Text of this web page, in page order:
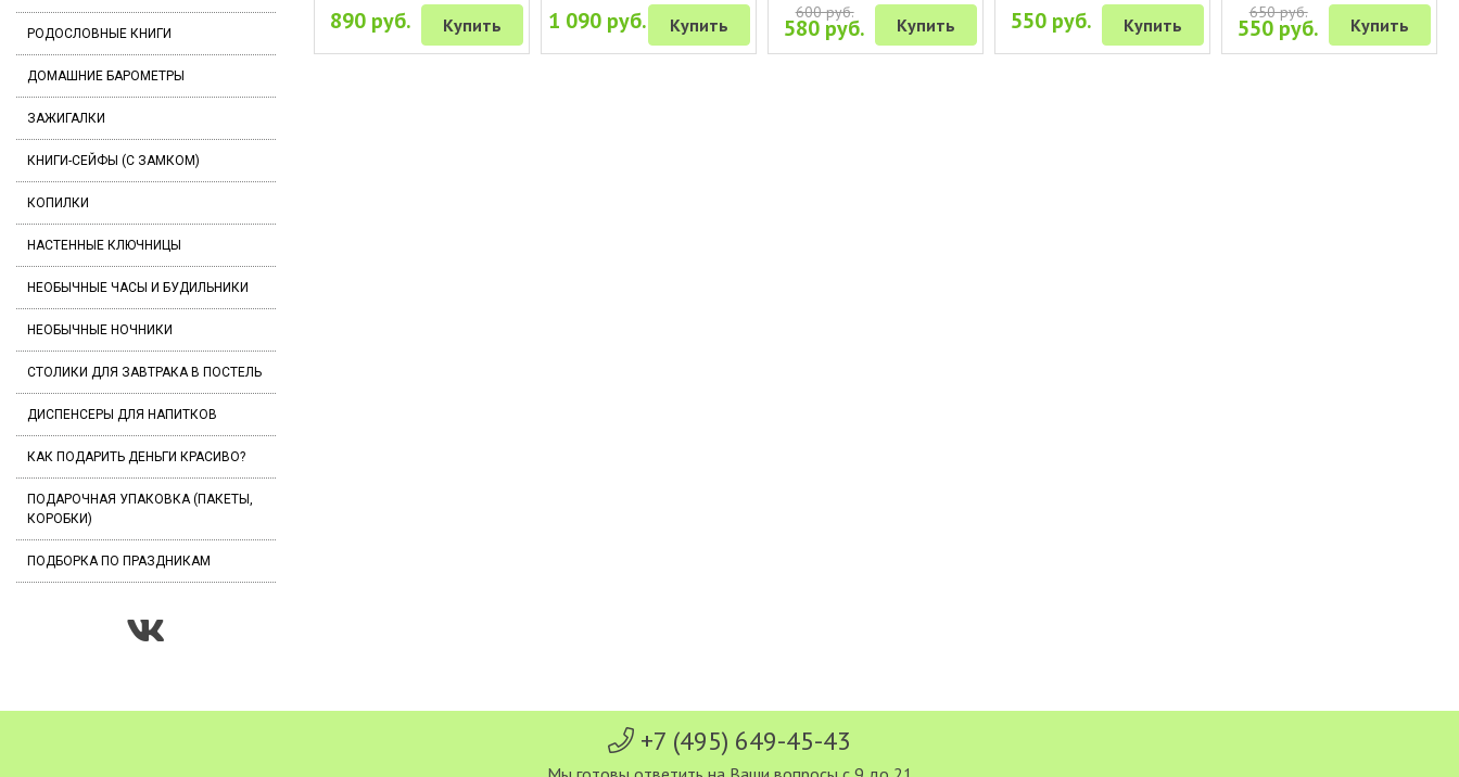
РОДОСЛОВНЫЕ КНИГИ
ДОМАШНИЕ БАРОМЕТРЫ
ЗАЖИГАЛКИ
КНИГИ-СЕЙФЫ (С ЗАМКОМ)
КОПИЛКИ
НАСТЕННЫЕ КЛЮЧНИЦЫ
НЕОБЫЧНЫЕ ЧАСЫ И БУДИЛЬНИКИ
НЕОБЫЧНЫЕ НОЧНИКИ
СТОЛИКИ ДЛЯ ЗАВТРАКА В ПОСТЕЛЬ
ДИСПЕНСЕРЫ ДЛЯ НАПИТКОВ
КАК ПОДАРИТЬ ДЕНЬГИ КРАСИВО?
ПОДАРОЧНАЯ УПАКОВКА (ПАКЕТЫ,
КОРОБКИ)
ПОДБОРКА ПО ПРАЗДНИКАМ
890 руб. Купить 1 090 руб. Купить
600 руб.
580 руб. Купить 550 руб. Купить
650 руб.
550 руб. Купить
+7 (495) 649-45-43